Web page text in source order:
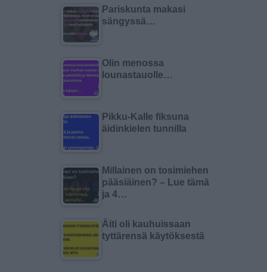
Pariskunta makasi
sängyssä…
Olin menossa
lounastauolle…
Pikku-Kalle fiksuna
äidinkielen tunnilla
Millainen on tosimiehen
pääsiäinen? – Lue tämä
ja 4…
Äiti oli kauhuissaan
tyttärensä käytöksestä